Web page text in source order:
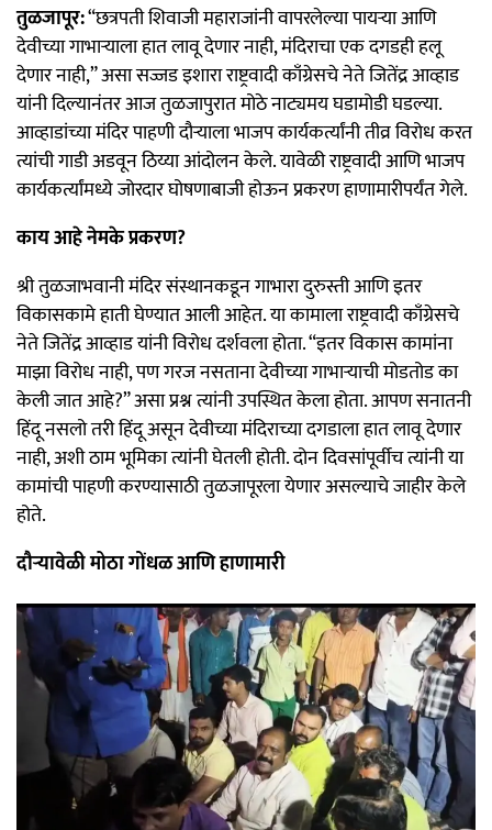
तुळजापूर:“छत्रपती शिवाजी महाराजांनी वापरलेल्या पायऱ्या आणि
देवीच्या गाभाऱ्याला हात लावू देणार नाही, मंदिराचा एक दगडही हलू
देणार नाही,” असा सज्जड इशारा राष्ट्रवादी काँग्रेसचे नेते जितेंद्र आव्हाड
यांनी दिल्यानंतर आज तुळजापुरात मोठे नाट्यमय घडामोडी घडल्या.
आव्हाडांच्या मंदिर पाहणी दौऱ्याला भाजप कार्यकर्त्यांनी तीव्र विरोध करत
त्यांची गाडी अडवून ठिय्या आंदोलन केले. यावेळी राष्ट्रवादी आणि भाजप
कार्यकर्त्यांमध्ये जोरदार घोषणाबाजी होऊन प्रकरण हाणामारीपर्यंत गेले.
काय आहे नेमके प्रकरण?
श्री तुळजाभवानी मंदिर संस्थानकडून गाभारा दुरुस्ती आणि इतर
विकासकामे हाती घेण्यात आली आहेत. या कामाला राष्ट्रवादी काँग्रेसचे
नेते जितेंद्र आव्हाड यांनी विरोध दर्शवला होता. “इतर विकास कामांना
माझा विरोध नाही, पण गरज नसताना देवीच्या गाभाऱ्याची मोडतोड का
केली जात आहे?” असा प्रश्न त्यांनी उपस्थित केला होता. आपण सनातनी
हिंदू नसलो तरी हिंदू असून देवीच्या मंदिराच्या दगडाला हात लावू देणार
नाही, अशी ठाम भूमिका त्यांनी घेतली होती. दोन दिवसांपूर्वीच त्यांनी या
कामांची पाहणी करण्यासाठी तुळजापूरला येणार असल्याचे जाहीर केले
होते.
दौऱ्यावेळी मोठा गोंधळ आणि हाणामारी